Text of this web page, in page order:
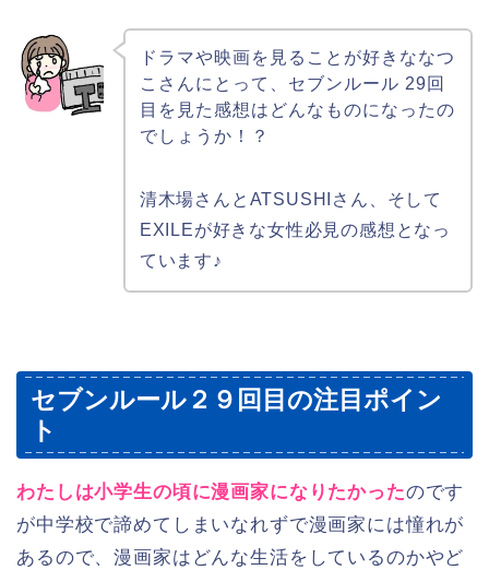
ドラマや映画を見ることが好きななつ
こさんにとって、セブンルール 29回
目を見た感想はどんなものになったの
でしょうか！？
清木場さんとATSUSHIさん、そして
EXILEが好きな女性必見の感想となっ
ています♪
セブンルール２９回目の注目ポイン
ト
わたしは小学生の頃に漫画家になりたかったのです
が中学校で諦めてしまいなれずで漫画家には憧れが
あるので、漫画家はどんな生活をしているのかやど